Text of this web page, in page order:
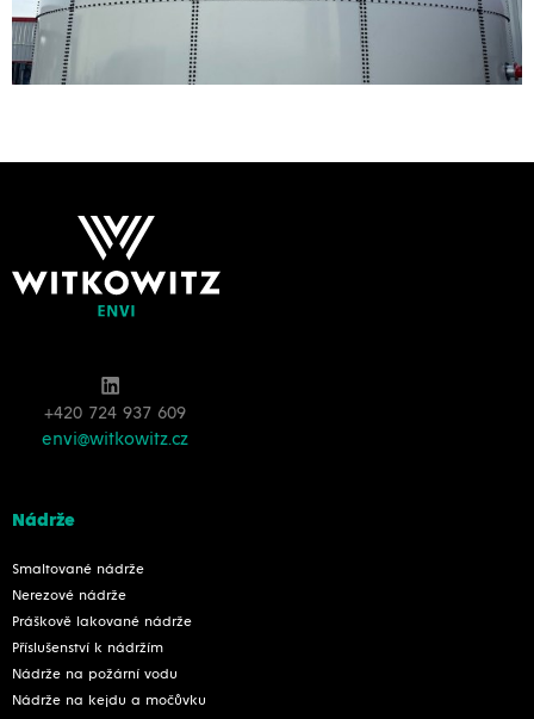
+420 724 937 609
envi@witkowitz.cz
Nádrže
Smaltované nádrže
Nerezové nádrže
Práškově lakované nádrže
Příslušenství k nádržím
Nádrže na požární vodu
Nádrže na kejdu a močůvku